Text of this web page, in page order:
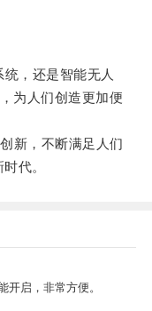
，还是智能无人
为人们创造更加便
新，不断满足人们
代。
开启，非常方便。